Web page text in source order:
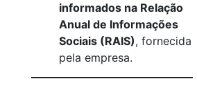
informados na Relação
Anual de Informações
Sociais (RAIS), fornecida
pela empresa.